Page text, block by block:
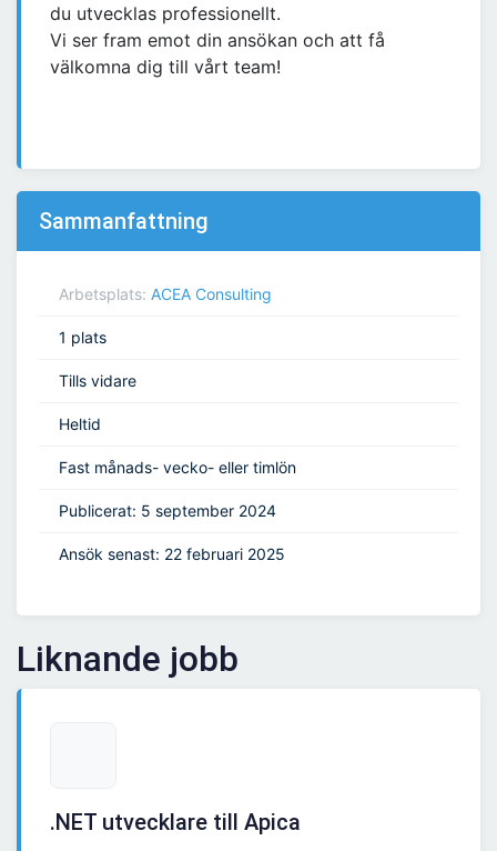
du utvecklas professionellt.
Vi ser fram emot din ansökan och att få
välkomna dig till vårt team!
Sammanfattning
Arbetsplats: ACEA Consulting
1 plats
Tills vidare
Heltid
Fast månads- vecko- eller timlön
Publicerat: 5 september 2024
Ansök senast: 22 februari 2025
Liknande jobb
.NET utvecklare till Apica